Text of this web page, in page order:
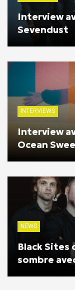
Interview
Sevendust
INTERVIEWS
Interview
Ocean
NEWS
Black Sites
sombre